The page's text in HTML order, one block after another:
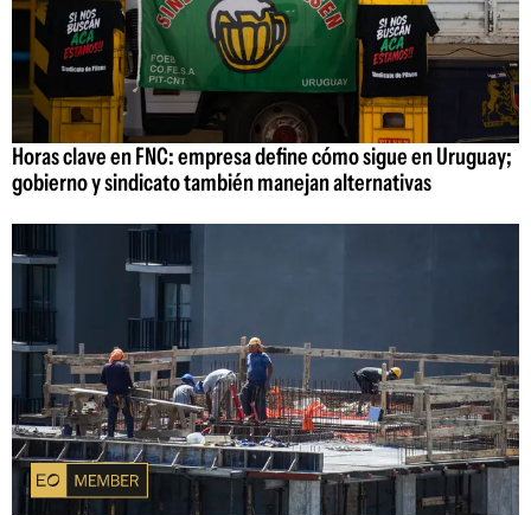
Horas clave en FNC: empresa define cómo sigue en Uruguay;
gobierno y sindicato también manejan alternativas